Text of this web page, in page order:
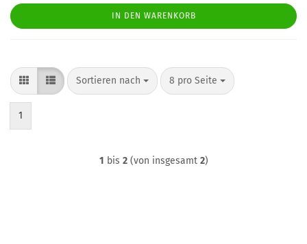
IN DEN WARENKORB
Sortieren nach
Sortieren nach 8 pro Seite
pro Seite
1
1 bis 2(von insgesamt 2)